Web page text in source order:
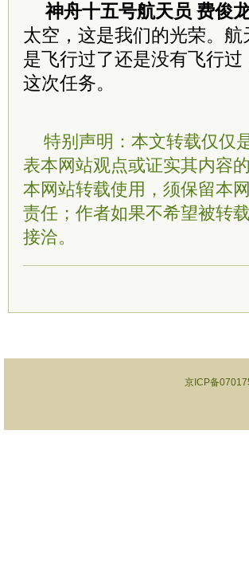
神舟十五号航天员 费俊龙
太空，这是我们的光荣。
是飞行过了还是没有飞行
这次任务。
特别声明：本文转载仅仅
表本网站观点或证实其内容
本网站转载使用，须保留本
责任；作者如果不希望被转
接洽。
京ICP备